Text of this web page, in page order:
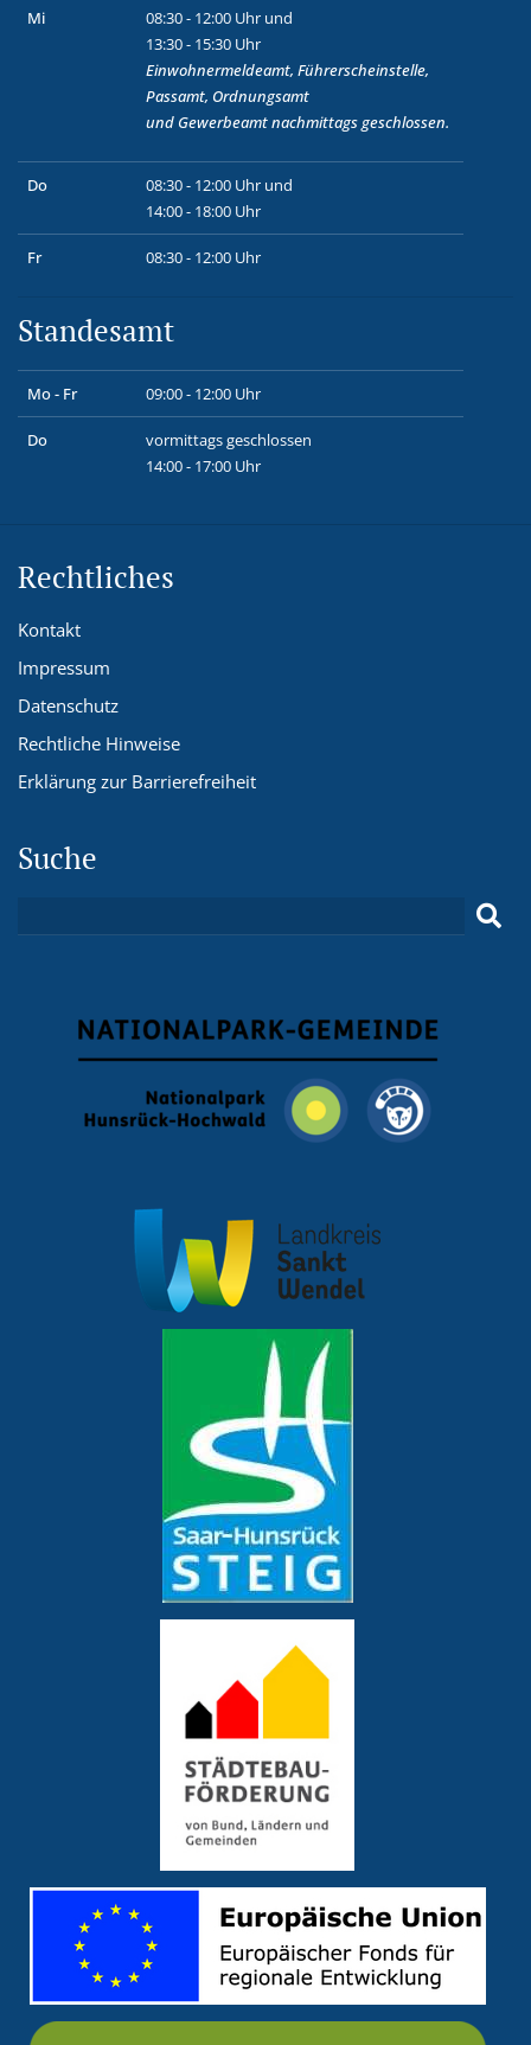
Mi
08:30 - 12:00 Uhr und
13:30 - 15:30 Uhr
Einwohnermeldeamt, Führerscheinstelle,
Passamt, Ordnungsamt
und Gewerbeamtnachmittags geschlossen.
Do
08:30 - 12:00 Uhr und
14:00 - 18:00 Uhr
Fr 08:30 - 12:00 Uhr
Standesamt
Mo - Fr 09:00 - 12:00 Uhr
Do
vormittags geschlossen
14:00 - 17:00 Uhr
Rechtliches
Kontakt
Impressum
Datenschutz
Rechtliche Hinweise
Erklärung zur Barrierefreiheit
Suche